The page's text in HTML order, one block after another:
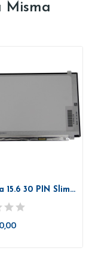
Misma
Pantalla 15.6 30 PIN Slim 1920*1080 Full HD IPS